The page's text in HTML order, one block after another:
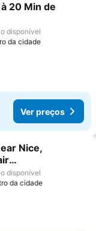
favoritos
20 Min de
disponível
da cidade
Ver preços
favoritos
Nice,
disponível
da cidade